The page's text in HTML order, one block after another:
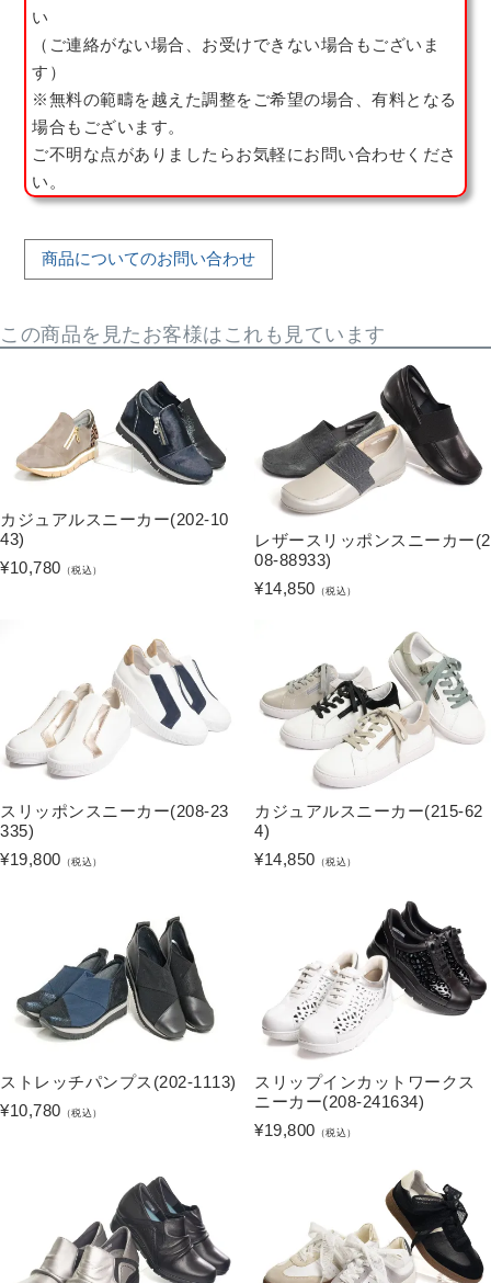
い
（ご連絡がない場合、お受けできない場合もございま
す）
※無料の範疇を越えた調整をご希望の場合、有料となる
場合もございます。
ご不明な点がありましたらお気軽にお問い合わせくださ
い。
商品についてのお問い合わせ
この商品を見たお客様はこれも見ています
カジュアルスニーカー(202-10
43)
¥10,780 （税込）
レザースリッポンスニーカー(2
08-88933)
¥14,850 （税込）
スリッポンスニーカー(208-23
335)
¥19,800 （税込）
カジュアルスニーカー(215-62
4)
¥14,850 （税込）
ストレッチパンプス(202-1113)
¥10,780 （税込）
スリップインカットワークス
ニーカー(208-241634)
¥19,800 （税込）